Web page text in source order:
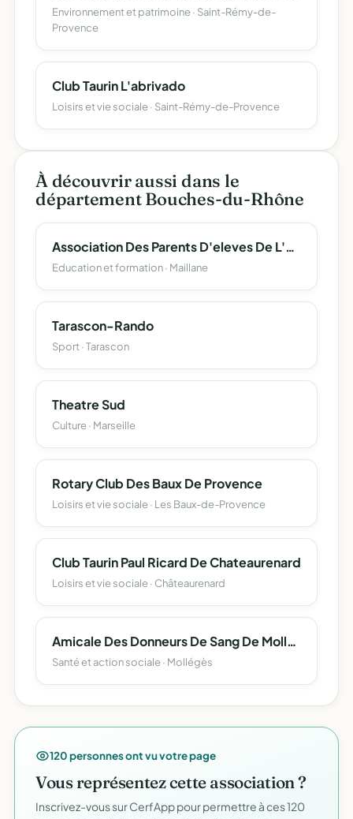
Environnement et patrimoine · Saint-Rémy-de-
Provence
Club Taurin L'abrivado
Loisirs et vie sociale · Saint-Rémy-de-Provence
À découvrir aussi dans le
département Bouches-du-Rhône
Association Des Parents D'eleves De L'enseignement Libre De L'ecole Notre Dame De Grace Et Saint Joseph
Education et formation · Maillane
Tarascon-Rando
Sport · Tarascon
Theatre Sud
Culture · Marseille
Rotary Club Des Baux De Provence
Loisirs et vie sociale · Les Baux-de-Provence
Club Taurin Paul Ricard De Chateaurenard
Loisirs et vie sociale · Châteaurenard
Amicale Des Donneurs De Sang De Molleges
Santé et action sociale · Mollégès
120 personnes ont vu votre page
Vous représentez cette association ?
Inscrivez-vous sur CerfApp pour permettre à ces 120